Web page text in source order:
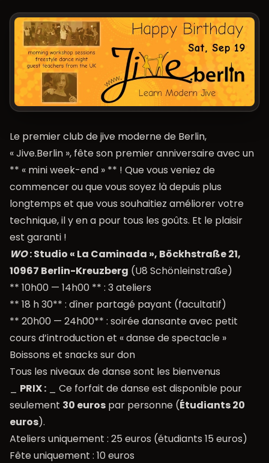
Le premier club de jive moderne de Berlin,
« Jive.Berlin », fête son premier anniversaire avec un
** « mini week-end » ** ! Que vous veniez de
commencer ou que vous soyez là depuis plus
longtemps et que vous souhaitiez améliorer votre
technique, il y en a pour tous les goûts. Et le plaisir
est garanti !
WO: Studio « La Caminada », Böckhstraße 21,
10967 Berlin-Kreuzberg (U8 Schönleinstraße)
** 10h00 — 14h00 ** : 3 ateliers
** 18 h 30** : dîner partagé payant (facultatif)
** 20h00 — 24h00** : soirée dansante avec petit
cours d’introduction et « danse de spectacle »
Boissons et snacks sur don
Tous les niveaux de danse sont les bienvenus
PRIX : _ Ce forfait de danse est disponible pour
seulement 30 euros par personne (Étudiants 20
euros).
Ateliers uniquement : 25 euros (étudiants 15 euros)
Fête uniquement : 10 euros